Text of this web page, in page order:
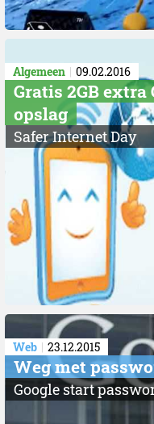
Algemeen 09.02.2016
Gratis 2GB extra
opslag
Safer Internet Day
Web 23.12.2015
Weg met
Google start